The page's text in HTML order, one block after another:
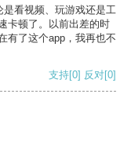
看视频、玩游戏还是工
卡顿了。以前出差的时
有了这个app，我再也不
支持[0] 反对[0]